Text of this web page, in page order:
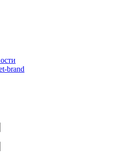
brand